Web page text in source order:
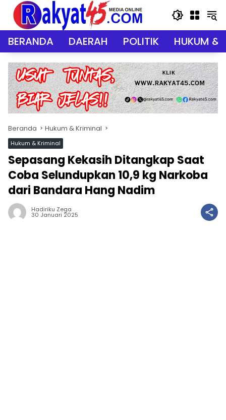
Langsung
konten
BERANDA DAERAH POLITIK HUKUM &
Beranda Hukum & Kriminal
Hukum & Kriminal
Sepasang Kekasih Ditangkap Saat
Coba Selundupkan 10,9 kg Narkoba
dari Bandara Hang Nadim
Hadiriku Zega
30 Januari 2025